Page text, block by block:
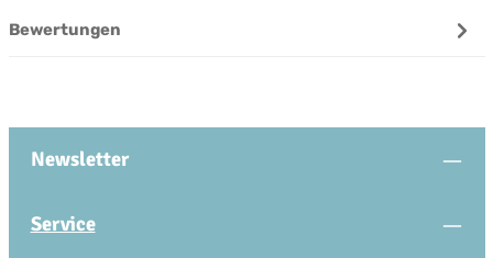
Bewertungen
Newsletter
Service